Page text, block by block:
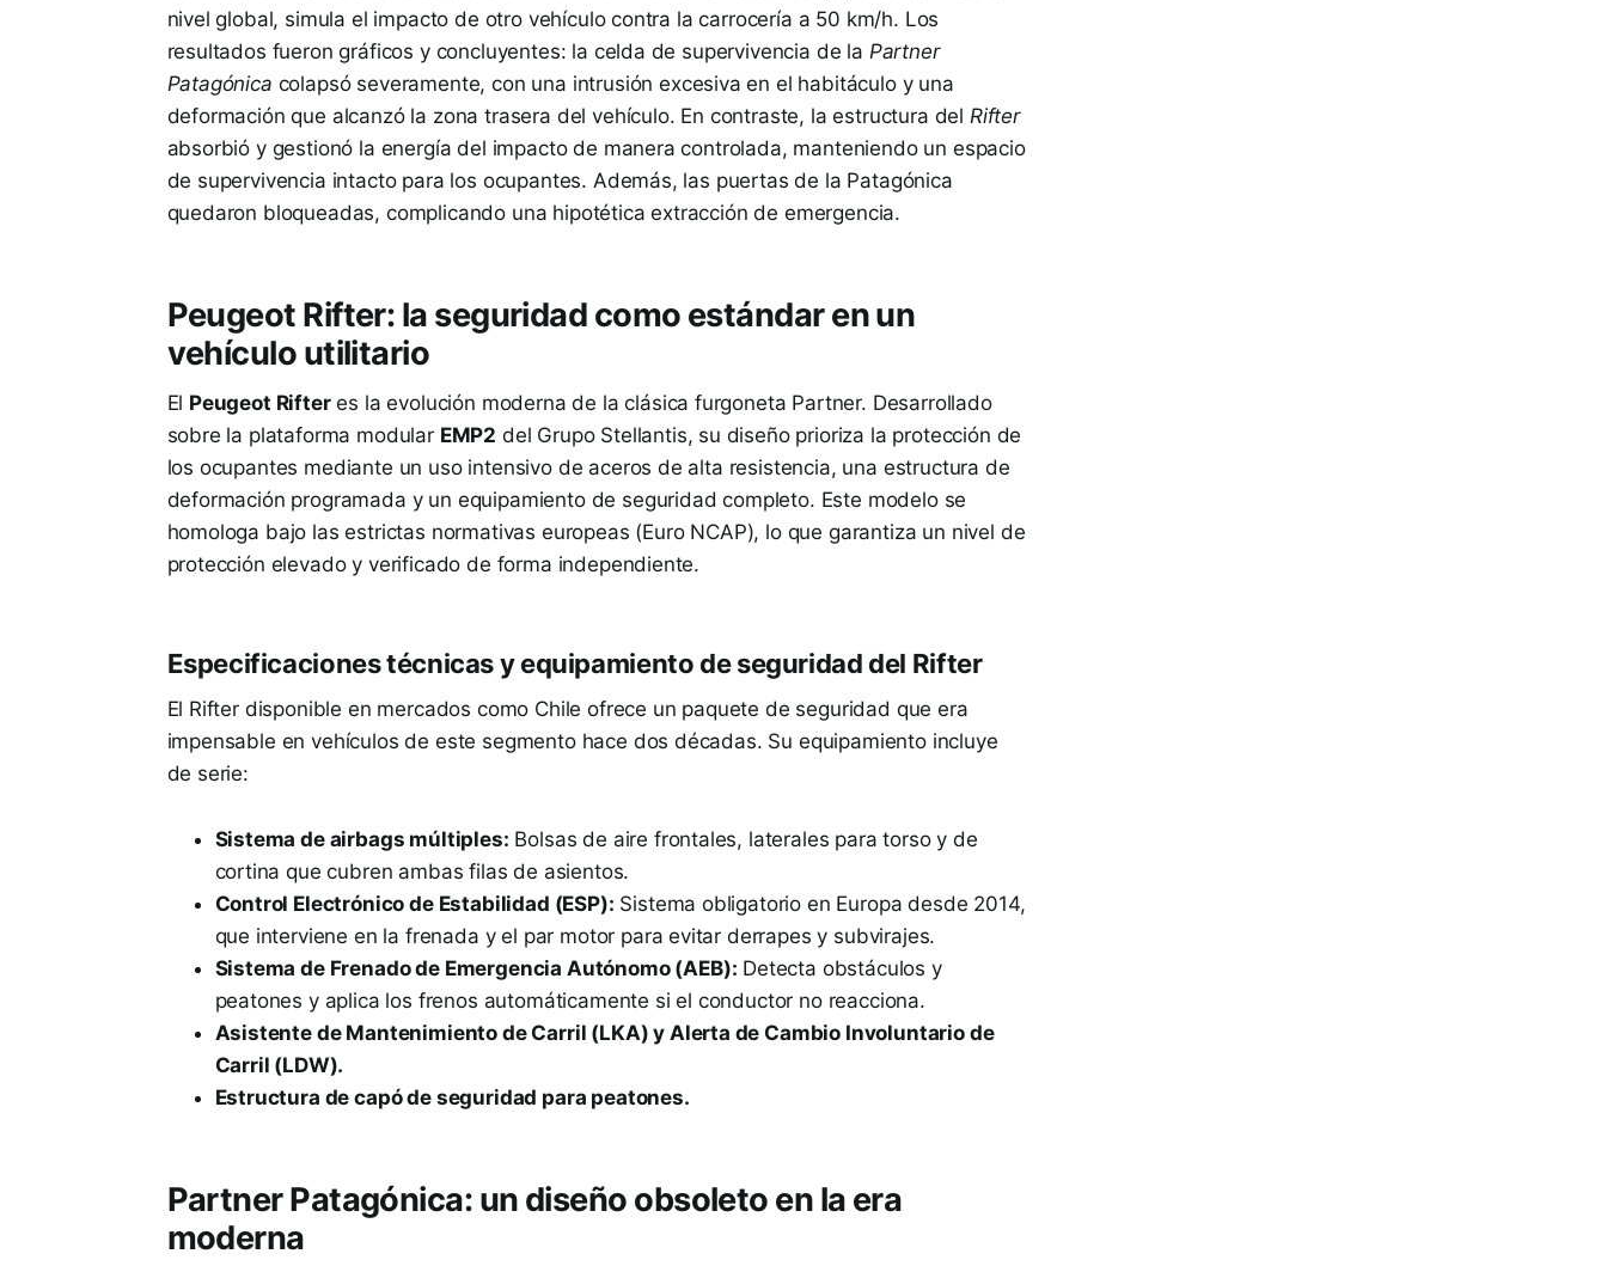
nivel global, simula el impacto de otro vehículo contra la carrocería a 50 km/h. Los
resultados fueron gráficos y concluyentes: la celda de supervivencia de la Partner
Patagónica colapsó severamente, con una intrusión excesiva en el habitáculo y una
deformación que alcanzó la zona trasera del vehículo. En contraste, la estructura del Rifter
absorbió y gestionó la energía del impacto de manera controlada, manteniendo un espacio
de supervivencia intacto para los ocupantes. Además, las puertas de la Patagónica
quedaron bloqueadas, complicando una hipotética extracción de emergencia.
Peugeot Rifter: la seguridad como estándar en un
vehículo utilitario
El Peugeot Rifteres la evolución moderna de la clásica furgoneta Partner. Desarrollado
sobre la plataforma modular EMP2 del Grupo Stellantis, su diseño prioriza la protección de
los ocupantes mediante un uso intensivo de aceros de alta resistencia, una estructura de
deformación programada y un equipamiento de seguridad completo. Este modelo se
homologa bajo las estrictas normativas europeas (Euro NCAP), lo que garantiza un nivel de
protección elevado y verificado de forma independiente.
Especificaciones técnicas y equipamiento de seguridad del Rifter
El Rifter disponible en mercados como Chile ofrece un paquete de seguridad que era
impensable en vehículos de este segmento hace dos décadas. Su equipamiento incluye
de serie:
Sistema de airbags múltiples: Bolsas de aire frontales, laterales para torso y de
cortina que cubren ambas filas de asientos.
Control Electrónico de Estabilidad (ESP): Sistema obligatorio en Europa desde 2014,
que interviene en la frenada y el par motor para evitar derrapes y subvirajes.
Sistema de Frenado de Emergencia Autónomo (AEB): Detecta obstáculos y
peatones y aplica los frenos automáticamente si el conductor no reacciona.
Asistente de Mantenimiento de Carril (LKA) y Alerta de Cambio Involuntario de
Carril (LDW).
Estructura de capó de seguridad para peatones.
Partner Patagónica: un diseño obsoleto en la era
moderna